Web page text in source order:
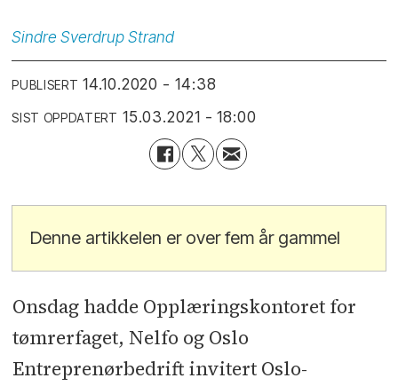
Sindre Sverdrup Strand
PUBLISERT 14.10.2020 - 14:38
SIST OPPDATERT 15.03.2021 - 18:00
Denne artikkelen er over fem år gammel
Onsdag hadde Opplæringskontoret for
tømrerfaget, Nelfo og Oslo
Entreprenørbedrift invitert Oslo-